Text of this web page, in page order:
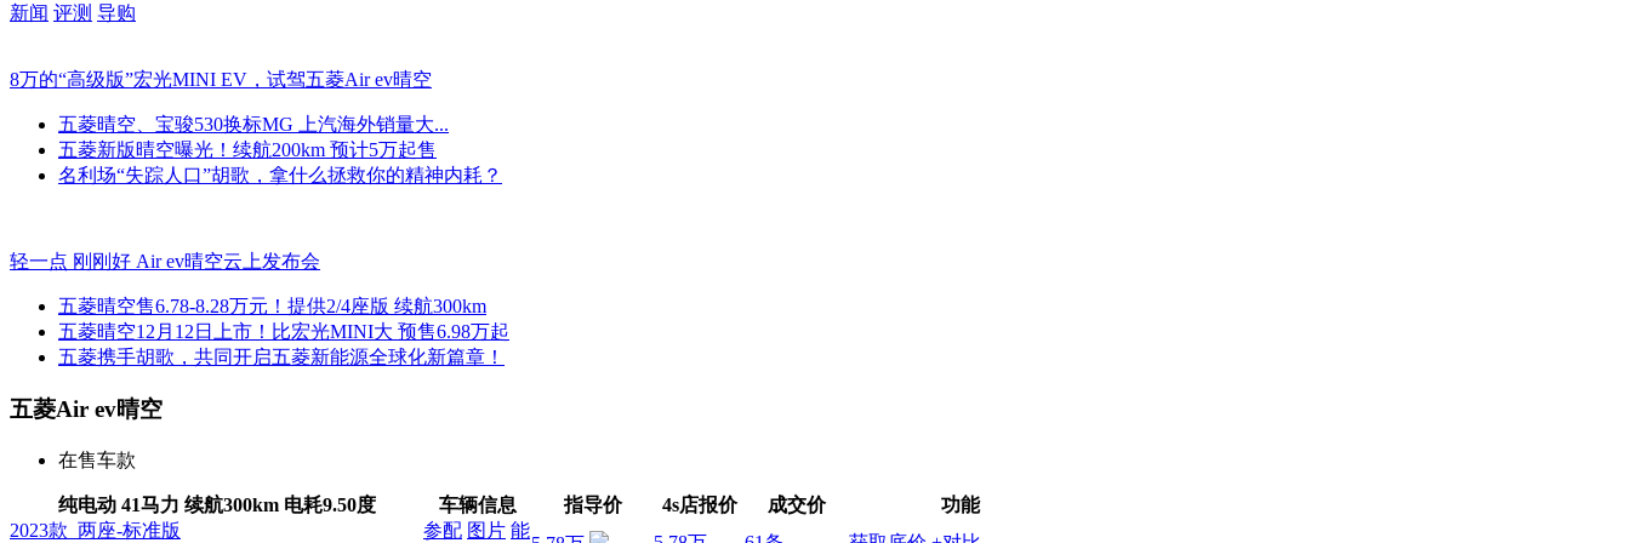
新闻 评测 导购
8万的“高级版”宏光MINI EV，试驾五菱Air ev晴空
五菱晴空、宝骏530换标MG 上汽海外销量大...
五菱新版晴空曝光！续航200km 预计5万起售
名利场“失踪人口”胡歌，拿什么拯救你的精神内耗？
轻一点 刚刚好 Air ev晴空云上发布会
五菱晴空售6.78-8.28万元！提供2/4座版 续航300km
五菱晴空12月12日上市！比宏光MINI大 预售6.98万起
五菱携手胡歌，共同开启五菱新能源全球化新篇章！
五菱Air ev晴空
在售车款
纯电动 41马力 续航300km 电耗9.50度 车辆信息 指导价 4s店报价 成交价
功能
2023款 两座-标准版
参配 图片 能